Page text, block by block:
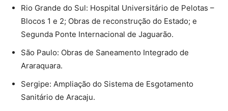
Rio Grande do Sul: Hospital Universitário de Pelotas –
Blocos 1 e 2; Obras de reconstrução do Estado; e
Segunda Ponte Internacional de Jaguarão.
São Paulo: Obras de Saneamento Integrado de
Araraquara.
Sergipe: Ampliação do Sistema de Esgotamento
Sanitário de Aracaju.